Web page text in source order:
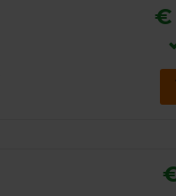
€